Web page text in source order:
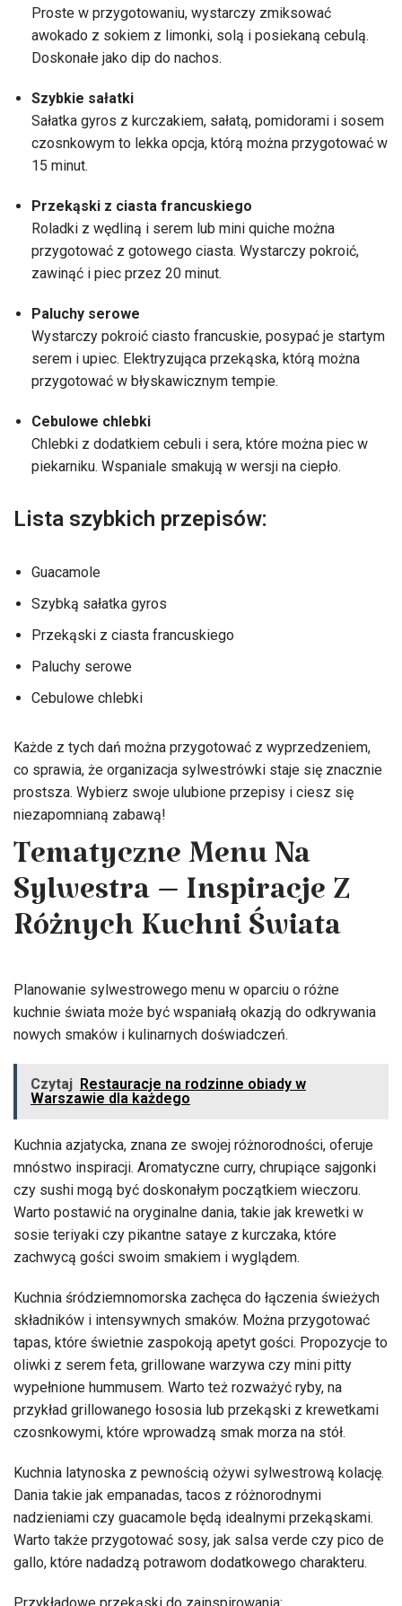
Proste w przygotowaniu, wystarczy zmiksować
awokado z sokiem z limonki, solą i posiekaną cebulą.
Doskonałe jako dip do nachos.
Szybkie sałatki
Sałatka gyros z kurczakiem, sałatą, pomidorami i sosem
czosnkowym to lekka opcja, którą można przygotować w
15 minut.
Przekąski z ciasta francuskiego
Roladki z wędliną i serem lub mini quiche można
przygotować z gotowego ciasta. Wystarczy pokroić,
zawinąć i piec przez 20 minut.
Paluchy serowe
Wystarczy pokroić ciasto francuskie, posypać je startym
serem i upiec. Elektryzująca przekąska, którą można
przygotować w błyskawicznym tempie.
Cebulowe chlebki
Chlebki z dodatkiem cebuli i sera, które można piec w
piekarniku. Wspaniale smakują w wersji na ciepło.
Lista szybkich przepisów:
Guacamole
Szybką sałatka gyros
Przekąski z ciasta francuskiego
Paluchy serowe
Cebulowe chlebki
Każde z tych dań można przygotować z wyprzedzeniem,
co sprawia, że organizacja sylwestrówki staje się znacznie
prostsza. Wybierz swoje ulubione przepisy i ciesz się
niezapomnianą zabawą!
Tematyczne Menu Na
Sylwestra – Inspiracje Z
Różnych Kuchni Świata
Planowanie sylwestrowego menu w oparciu o różne
kuchnie świata może być wspaniałą okazją do odkrywania
nowych smaków i kulinarnych doświadczeń.
Czytaj Restauracje na rodzinne obiady w
Warszawie dla każdego
Kuchnia azjatycka, znana ze swojej różnorodności, oferuje
mnóstwo inspiracji. Aromatyczne curry, chrupiące sajgonki
czy sushi mogą być doskonałym początkiem wieczoru.
Warto postawić na oryginalne dania, takie jak krewetki w
sosie teriyaki czy pikantne sataye z kurczaka, które
zachwycą gości swoim smakiem i wyglądem.
Kuchnia śródziemnomorska zachęca do łączenia świeżych
składników i intensywnych smaków. Można przygotować
tapas, które świetnie zaspokoją apetyt gości. Propozycje to
oliwki z serem feta, grillowane warzywa czy mini pitty
wypełnione hummusem. Warto też rozważyć ryby, na
przykład grillowanego łososia lub przekąski z krewetkami
czosnkowymi, które wprowadzą smak morza na stół.
Kuchnia latynoska z pewnością ożywi sylwestrową kolację.
Dania takie jak empanadas, tacos z różnorodnymi
nadzieniami czy guacamole będą idealnymi przekąskami.
Warto także przygotować sosy, jak salsa verde czy pico de
gallo, które nadadzą potrawom dodatkowego charakteru.